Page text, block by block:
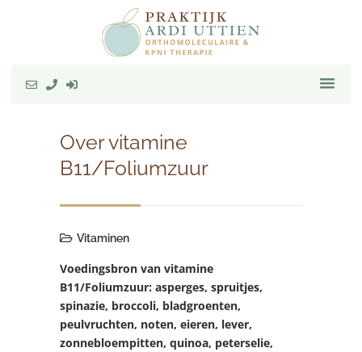
Over vitamine
B11/Foliumzuur
Vitaminen
Voedingsbron van vitamine
B11/Foliumzuur: asperges, spruitjes,
spinazie, broccoli, bladgroenten,
peulvruchten, noten, eieren, lever,
zonnebloempitten, quinoa, peterselie,